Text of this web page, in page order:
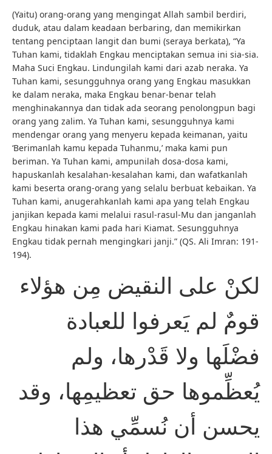
(Yaitu) orang-orang yang mengingat Allah sambil berdiri,
duduk, atau dalam keadaan berbaring, dan memikirkan
tentang penciptaan langit dan bumi (seraya berkata), “Ya
Tuhan kami, tidaklah Engkau menciptakan semua ini sia-sia.
Maha Suci Engkau. Lindungilah kami dari azab neraka. Ya
Tuhan kami, sesungguhnya orang yang Engkau masukkan
ke dalam neraka, maka Engkau benar-benar telah
menghinakannya dan tidak ada seorang penolongpun bagi
orang yang zalim. Ya Tuhan kami, sesungguhnya kami
mendengar orang yang menyeru kepada keimanan, yaitu
‘Berimanlah kamu kepada Tuhanmu,’ maka kami pun
beriman. Ya Tuhan kami, ampunilah dosa-dosa kami,
hapuskanlah kesalahan-kesalahan kami, dan wafatkanlah
kami beserta orang-orang yang selalu berbuat kebaikan. Ya
Tuhan kami, anugerahkanlah kami apa yang telah Engkau
janjikan kepada kami melalui rasul-rasul-Mu dan janganlah
Engkau hinakan kami pada hari Kiamat. Sesungguhnya
Engkau tidak pernah mengingkari janji.” (QS. Ali Imran: 191-
194).
لكنْ على النقيض مِن هؤلاء
قومٌ لم يَعرفوا للعبادة
فضْلَها ولا قَدْرها، ولم
يُعظِّموها حق تعظيمِها، وقد
يحسن أن نُسمِّي هذا